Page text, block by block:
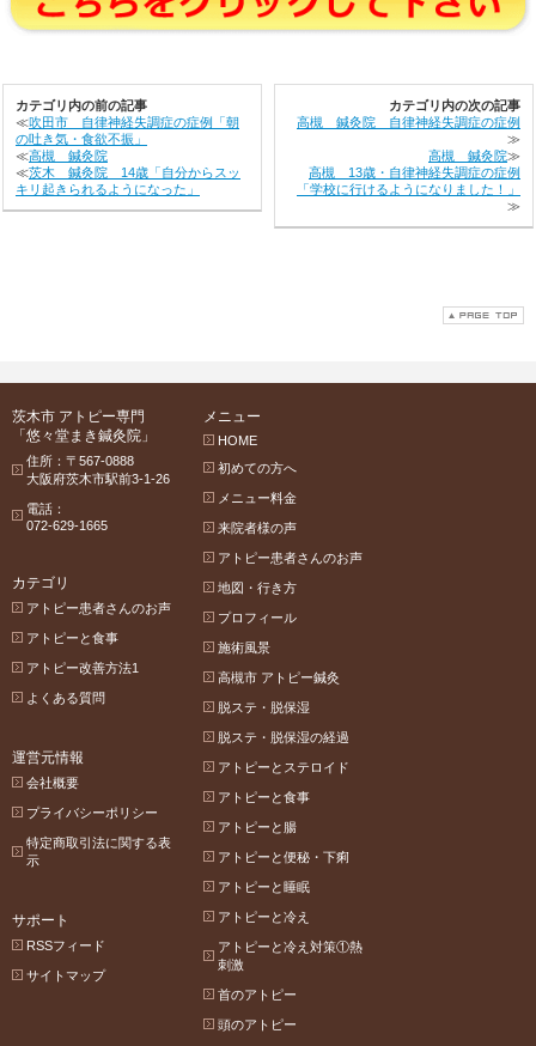
カテゴリ内の前の記事
≪吹田市 自律神経失調症の症例「朝
の吐き気・食欲不振」
≪高槻 鍼灸院
≪茨木 鍼灸院 14歳「自分からスッ
キリ起きられるようになった」
カテゴリ内の次の記事
高槻 鍼灸院 自律神経失調症の症例
≫
高槻 鍼灸院≫
高槻 13歳・自律神経失調症の症例
「学校に行けるようになりました！」
≫
茨木市 アトピー専門
「悠々堂まき鍼灸院」
住所：〒567-0888
大阪府茨木市駅前3-1-26
電話：
072-629-1665
メニュー
HOME
初めての方へ
メニュー料金
来院者様の声
アトピー患者さんのお声
地図・行き方
プロフィール
施術風景
高槻市 アトピー鍼灸
脱ステ・脱保湿
脱ステ・脱保湿の経過
アトピーとステロイド
アトピーと食事
アトピーと腸
アトピーと便秘・下痢
アトピーと睡眠
アトピーと冷え
アトピーと冷え対策①熱
刺激
首のアトピー
頭のアトピー
カテゴリ
アトピー患者さんのお声
アトピーと食事
アトピー改善方法1
よくある質問
運営元情報
会社概要
プライバシーポリシー
特定商取引法に関する表
示
サポート
RSSフィード
サイトマップ